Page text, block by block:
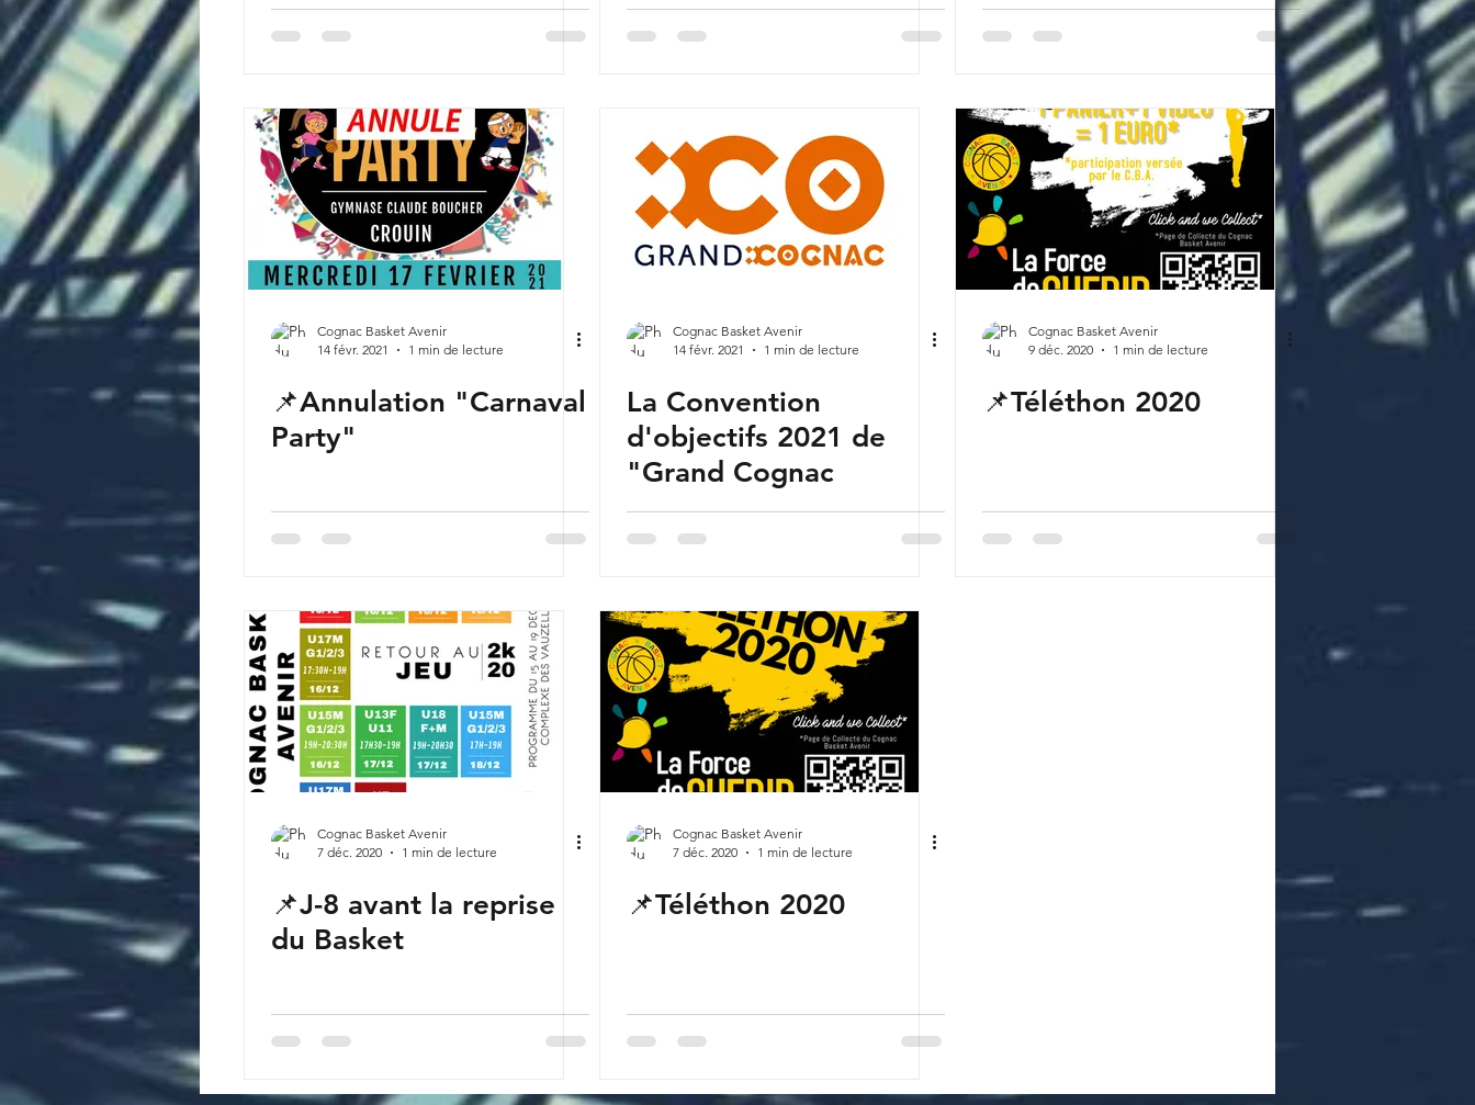
Cognac Basket Avenir
14 févr. 2021
1 min de lecture
📌Annulation "Carnaval
Party"
Cognac Basket Avenir
14 févr. 2021
1 min de lecture
La Convention
d'objectifs 2021 de
"Grand Cognac
Cognac Basket Avenir
9 déc. 2020
1 min de lecture
📌Téléthon 2020
Cognac Basket Avenir
7 déc. 2020
1 min de lecture
📌J-8 avant la reprise
du Basket
Cognac Basket Avenir
7 déc. 2020
1 min de lecture
📌Téléthon 2020